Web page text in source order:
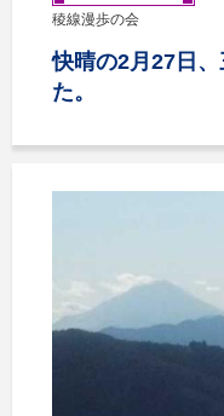
稜線漫歩の会
快晴の2月27日
た。